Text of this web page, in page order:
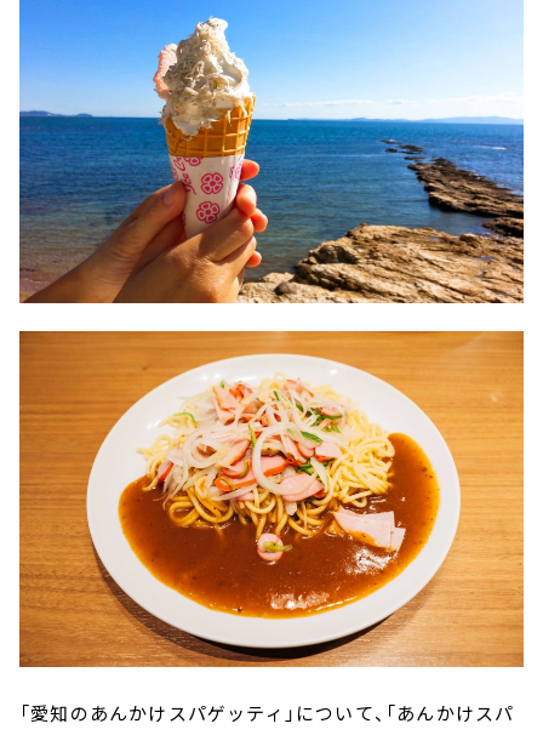
「愛知のあんかけスパゲッティ」について、「あんかけスパ